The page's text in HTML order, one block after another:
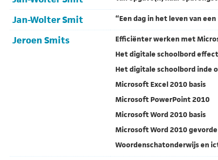
Jan-Wolter Smit “Een dag in het leven van
Jeroen Smits
Efficiënter werken met
Het digitale schoolbord
Het digitale schoolbord inde
Microsoft Excel 2010 basis
Microsoft PowerPoint 2010
Microsoft Word 2010 basis
Microsoft Word 2010
Woordenschatonderwijs en